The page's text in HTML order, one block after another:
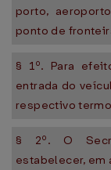
porto,
ponto de
§ 1º. Para
entrada do
respectivo
§ 2º. O
estabelecer, em